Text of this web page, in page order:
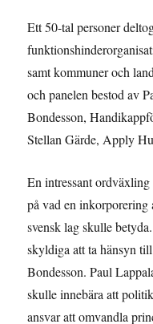
Ett 50-tal personer
samt kommuner och
och panelen bestod av
Bondesson,
Stellan Gärde, Apply
En intressant
på vad en
svensk lag skulle
skyldiga att ta hänsyn
Bondesson. Paul
skulle innebära att
ansvar att omvandla